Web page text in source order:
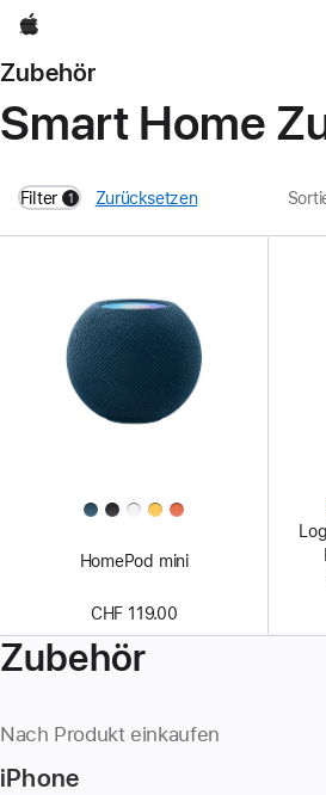
Apple
Zubehör
Smart Home
Filter 1
filters active
Zurücksetzen
HomePod mini
CHF 119.00
Zubehör
Nach Produkt einkaufen
iPhone